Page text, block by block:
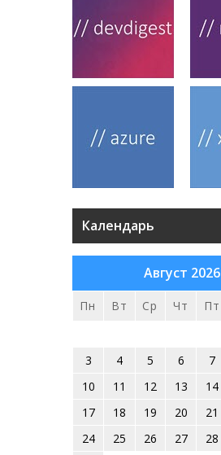
Календарь
Август 2026
Пн Вт Ср Чт Пт
3
4 5 6 7
10
11 12 13 14
17
18 19 20 21
24
25 26 27 28